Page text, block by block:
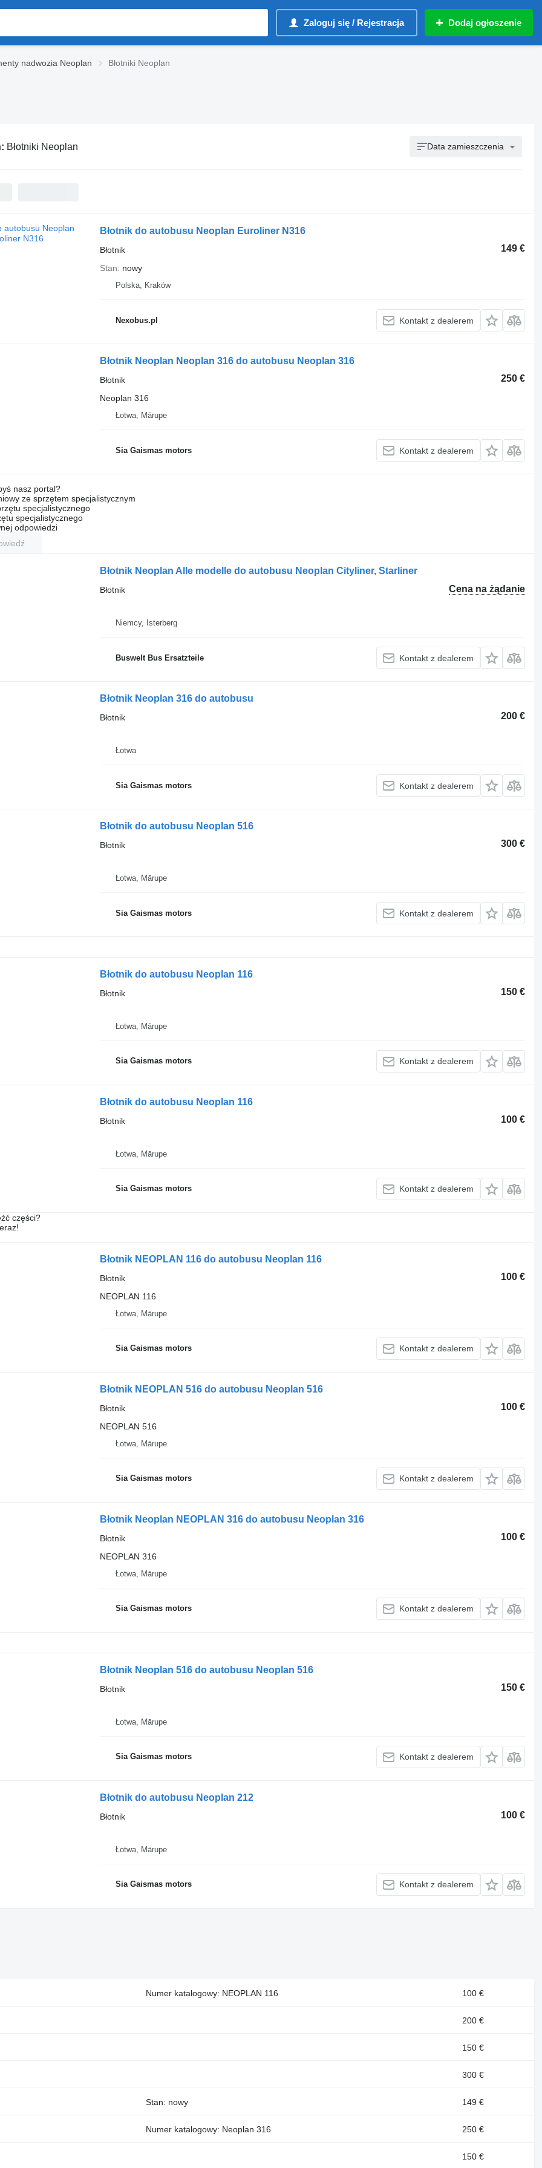
Zaloguj się / Rejestracja Dodaj ogłoszenie
nadwozia Neoplan Błotniki Neoplan
Błotniki Neoplan Data zamieszczenia
Błotnik do autobusu Neoplan Euroliner N316
149 €
Błotnik
Stan
nowy
Polska, Kraków
Nexobus.pl Kontakt z dealerem
Błotnik Neoplan Neoplan 316 do autobusu Neoplan 316
250 €
Błotnik
Neoplan 316
Łotwa, Mārupe
Sia Gaismas motors Kontakt z dealerem
nasz portal?
ze sprzętem specjalistycznym
specjalistycznego
specjalistycznego
odpowiedzi
Błotnik Neoplan Alle modelle do autobusu Neoplan Cityliner, Starliner
Cena na żądanie
Błotnik
Niemcy, Isterberg
Buswelt Bus Ersatzteile Kontakt z dealerem
Błotnik Neoplan 316 do autobusu
200 €
Błotnik
Łotwa
Sia Gaismas motors Kontakt z dealerem
Błotnik do autobusu Neoplan 516
300 €
Błotnik
Łotwa, Mārupe
Sia Gaismas motors Kontakt z dealerem
Błotnik do autobusu Neoplan 116
150 €
Błotnik
Łotwa, Mārupe
Sia Gaismas motors Kontakt z dealerem
Błotnik do autobusu Neoplan 116
100 €
Błotnik
Łotwa, Mārupe
Sia Gaismas motors Kontakt z dealerem
części?
Błotnik NEOPLAN 116 do autobusu Neoplan 116
100 €
Błotnik
NEOPLAN 116
Łotwa, Mārupe
Sia Gaismas motors Kontakt z dealerem
Błotnik NEOPLAN 516 do autobusu Neoplan 516
100 €
Błotnik
NEOPLAN 516
Łotwa, Mārupe
Sia Gaismas motors Kontakt z dealerem
Błotnik Neoplan NEOPLAN 316 do autobusu Neoplan 316
100 €
Błotnik
NEOPLAN 316
Łotwa, Mārupe
Sia Gaismas motors Kontakt z dealerem
Błotnik Neoplan 516 do autobusu Neoplan 516
150 €
Błotnik
Łotwa, Mārupe
Sia Gaismas motors Kontakt z dealerem
Błotnik do autobusu Neoplan 212
100 €
Błotnik
Łotwa, Mārupe
Sia Gaismas motors Kontakt z dealerem
Numer katalogowy: NEOPLAN 116 100 €
200 €
150 €
300 €
Stan: nowy 149 €
Numer katalogowy: Neoplan 316 250 €
150 €